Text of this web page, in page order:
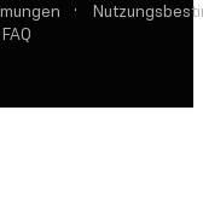
·
FAQ